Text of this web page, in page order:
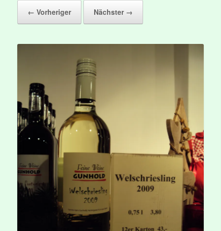
← Vorheriger
Nächster →